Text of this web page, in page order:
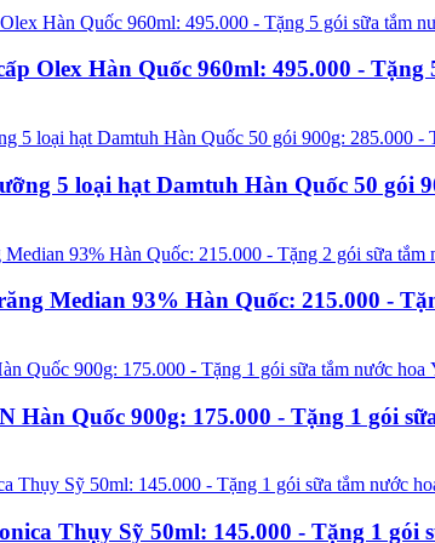
Olex Hàn Quốc 960ml: 495.000 - Tặng
5 loại hạt Damtuh Hàn Quốc 50 gói
Median 93% Hàn Quốc: 215.000 -
Hàn Quốc 900g: 175.000 - Tặng 1 gói
Thụy Sỹ 50ml: 145.000 - Tặng 1 gói